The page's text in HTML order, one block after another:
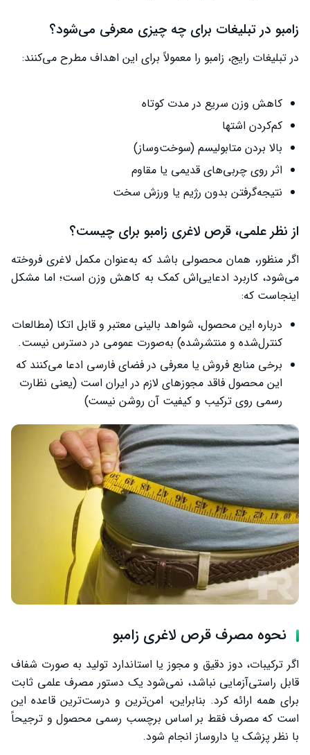
زامبو در تبلیغات برای چه چیزی معرفی می‌شود؟
در تبلیغات رایج، زامبو را معمولاً برای این اهداف مطرح می‌کنند:
کاهش وزن سریع در مدت کوتاه
کم‌کردن اشتها
بالا بردن متابولیسم (سوخت‌وساز)
اثر روی چربی‌های قدیمی یا مقاوم
نتیجه‌گرفتن بدون رژیم یا ورزش سخت
از نظر علمی، قرص لاغری زامبو برای چیست؟
اگر منظور، همان محصولی باشد که به‌عنوان مکمل لاغری فروخته
می‌شود، کاربرد ادعایی‌اش کمک به کاهش وزن است؛ اما مشکل
اینجاست که:
درباره این محصول، شواهد بالینی معتبر و قابل اتکا (مطالعات
کنترل‌شده و منتشرشده) به‌صورت عمومی در دسترس نیست.
برخی منابع فروش یا معرفی در فضای فارسی ادعا می‌کنند که
این محصول فاقد مجوزهای لازم در ایران است (یعنی نظارت
رسمی روی ترکیب و کیفیت آن روشن نیست)
نحوه مصرف قرص لاغری زامبو
اگر ترکیبات، دوز دقیق و مجوز یا استاندارد تولید به صورت شفاف
قابل راستی‌آزمایی نباشد، نمی‌شود یک دستور مصرف علمی ثابت
برای همه ارائه کرد. بنابراین، امن‌ترین و درست‌ترین قاعده این
است که مصرف فقط بر اساس برچسب رسمی محصول و ترجیحاً
با نظر پزشک یا داروساز انجام شود.